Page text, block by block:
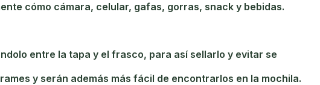
cómo cámara, celular, gafas, gorras, snack y bebidas.
entre la tapa y el frasco, para así sellarlo y evitar se
y serán además más fácil de encontrarlos en la mochila.